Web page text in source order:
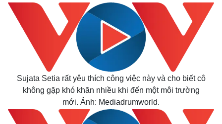
Sujata Setia rất yêu thích công việc này và cho biết cô
không gặp khó khăn nhiều khi đến một môi trường
mới. Ảnh: Mediadrumworld.